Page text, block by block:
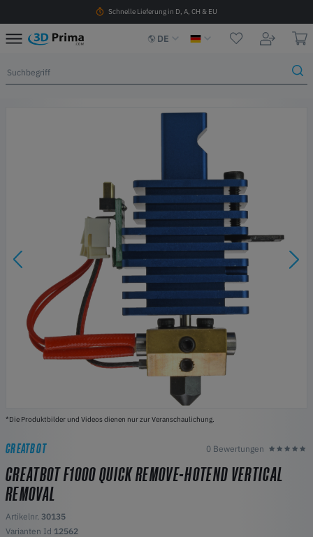
Schnelle Lieferung in D, A, CH & EU
DE
*Die Produktbilder und Videos dienen nur zur Veranschaulichung.
CREATBOT 0 Bewertungen
CREATBOT F1000 QUICK REMOVE-HOTEND VERTICAL
REMOVAL
Artikelnr. 30135
Varianten Id 12562